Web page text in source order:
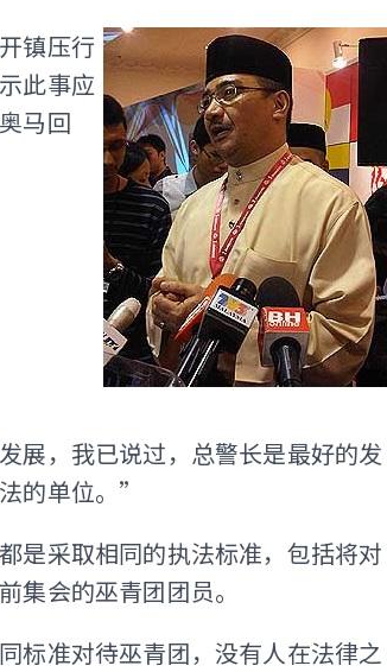
镇压行
此事应
马回
展，我已说过，总警长是最好的发
的单位。”
是采取相同的执法标准，包括将对
集会的巫青团团员。
标准对待巫青团，没有人在法律之